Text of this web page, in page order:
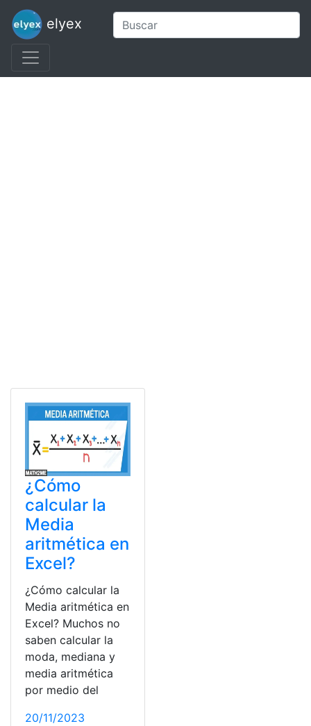
elyex
¿Cómo
calcular la
Media
aritmética en
Excel?
¿Cómo calcular la
Media aritmética en
Excel? Muchos no
saben calcular la
moda, mediana y
media aritmética
por medio del
20/11/2023